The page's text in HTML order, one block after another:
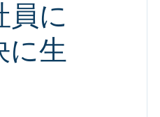
員に
に生